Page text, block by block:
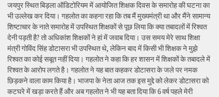
जयपुर स्थित बिड़ला ऑडिटोरियम में आयोजित शिक्षक दिवस के समारोह की घटना का
भी उल्लेख कर दिया। गहलोत का कहना रहा कि तब मैं मुख्यमंत्री था और मैंने सामान्य
शिष्टाचार के नाते समारोह में उपस्थित शिक्षकों से पूछ लिया कि क्या तबादलों में रिश्वत
देनी पड़ती है? तो अधिकांश शिक्षकों ने हां में जवाब दिया। उस समय मेरे साथ शिक्षा
मंत्री गोविंद सिंह डोटासरा भी उपस्थित थे, लेकिन बाद में किसी भी शिक्षक ने मुझे
रिश्वत का कोई सबूत नहीं दिया। गहलोत ने कहा कि हर शासन में शिक्षकों के तबादले में
रिश्वत के आरोप लगते है। गहलोत ने यह बात कहकर डोटासरा के जले पर नमक
छिड़कने वाला काम किया है। भाजपा के नेता आज तक इस मुद्दे को लेकर डोटासरा को
कटघरे में खड़ा करते हैं और अब गहलोत ने भी यह बता दिया कि 6 वर्ष पहले मेरी